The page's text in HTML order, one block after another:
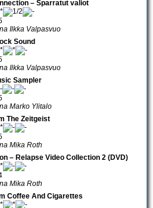
– Sparratut valiot
Ilkka Valpasvuo
Sound
Ilkka Valpasvuo
Sampler
Marko Ylitalo
The Zeitgeist
Mika Roth
– Relapse Video Collection 2 (DVD)
Mika Roth
Coffee And Cigarettes